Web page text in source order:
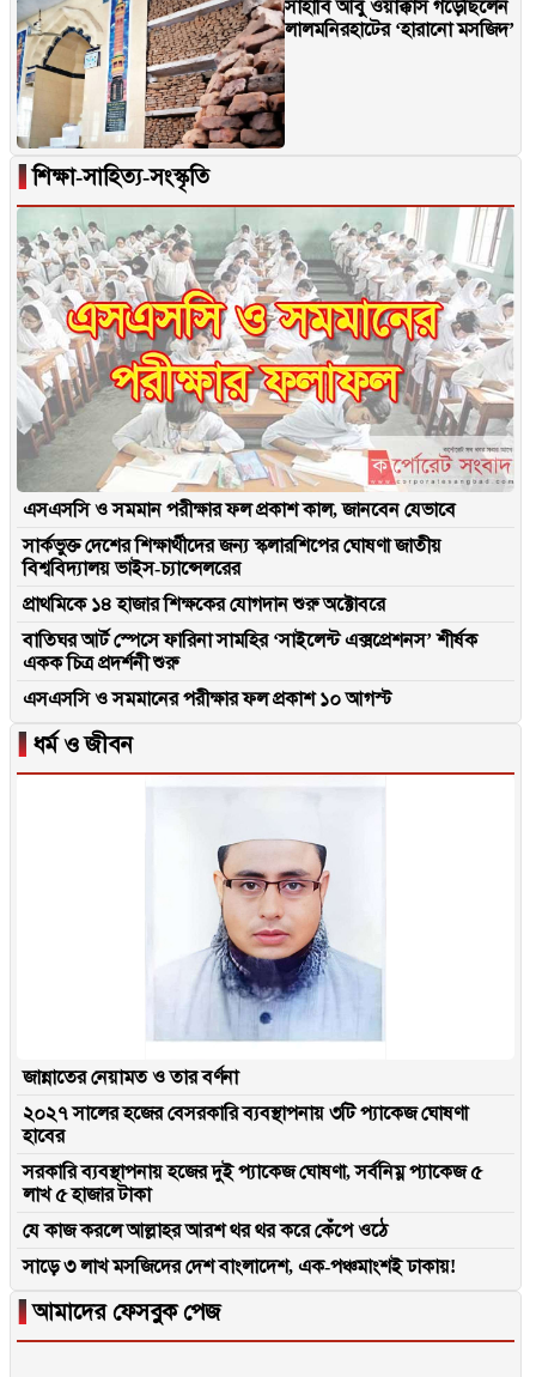
সাহাবি আবু ওয়াক্কাস গড়েছিলেন
লালমনিরহাটের ‘হারানো মসজিদ’
▐শিক্ষা-সাহিত্য-সংস্কৃতি
এসএসসি ও সমমান পরীক্ষার ফল প্রকাশ কাল, জানবেন যেভাবে
সার্কভুক্ত দেশের শিক্ষার্থীদের জন্য স্কলারশিপের ঘোষণা জাতীয়
বিশ্ববিদ্যালয় ভাইস-চ্যান্সেলরের
প্রাথমিকে ১৪ হাজার শিক্ষকের যোগদান শুরু অক্টোবরে
বাতিঘর আর্ট স্পেসে ফারিনা সামহির ‘সাইলেন্ট এক্সপ্রেশনস’ শীর্ষক
একক চিত্র প্রদর্শনী শুরু
এসএসসি ও সমমানের পরীক্ষার ফল প্রকাশ ১০ আগস্ট
▐ ধর্ম ও জীবন
জান্নাতের নেয়ামত ও তার বর্ণনা
২০২৭ সালের হজের বেসরকারি ব্যবস্থাপনায় ৩টি প্যাকেজ ঘোষণা
হাবের
সরকারি ব্যবস্থাপনায় হজের দুই প্যাকেজ ঘোষণা, সর্বনিম্ন প্যাকেজ ৫
লাখ ৫ হাজার টাকা
যে কাজ করলে আল্লাহর আরশ থর থর করে কেঁপে ওঠে
সাড়ে ৩ লাখ মসজিদের দেশ বাংলাদেশ, এক-পঞ্চমাংশই ঢাকায়!
▐আমাদের ফেসবুক পেজ